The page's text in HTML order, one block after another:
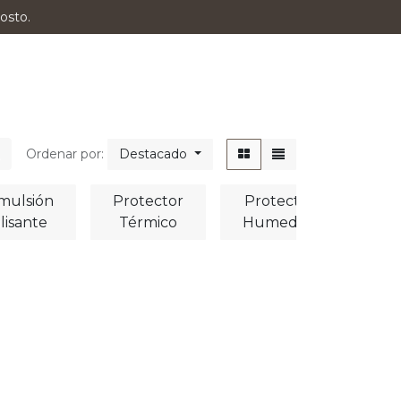
Ordenar por: Destacado
Protector
Térmico
Protector
Humedad